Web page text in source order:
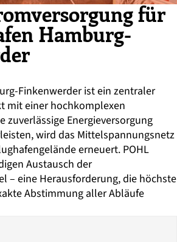
für
Hamburg-
Finkenwerder ist ein zentraler
mit einer hochkomplexen
zuverlässige Energieversorgung
wird das Mittelspannungsnetz
erneuert. POHL
Austausch der
– eine Herausforderung, die höchste
Abstimmung aller Abläufe